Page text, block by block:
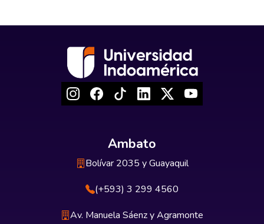
Ambato
Bolívar 2035 y Guayaquil
(+593) 3 299 4560
Av. Manuela Sáenz y Agramonte